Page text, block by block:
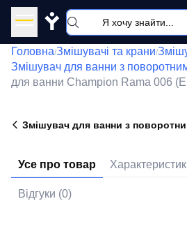
Y
Головна/Змішувачі та крани/
Змішувач для ванни з
для ванни Champion Rama 006
Змішувач для ванни з
Усе про товар
Відгуки (0)